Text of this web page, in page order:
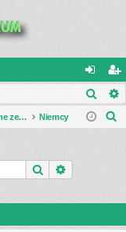
al
og
ar
ej
Opublikowane zestawienia Niemcy
j
Szukaj